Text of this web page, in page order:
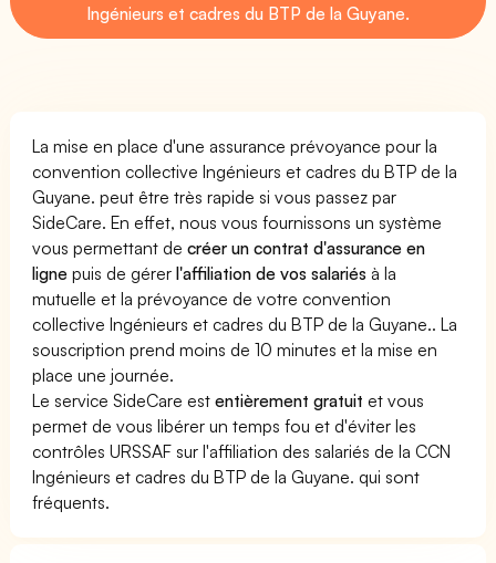
Ingénieurs et cadres du BTP de la Guyane.
La mise en place d'une assurance prévoyance pour la
convention collective Ingénieurs et cadres du BTP de la
Guyane. peut être très rapide si vous passez par
SideCare. En effet, nous vous fournissons un système
vous permettant decréer un contrat d'assurance en
ligne puis de gérerl'affiliation de vos salariés à la
mutuelle et la prévoyance de votre convention
collective Ingénieurs et cadres du BTP de la Guyane.. La
souscription prend moins de 10 minutes et la mise en
place une journée.
Le service SideCare estentièrement gratuit et vous
permet de vous libérer un temps fou et d'éviter les
contrôles URSSAF sur l'affiliation des salariés de la CCN
Ingénieurs et cadres du BTP de la Guyane. qui sont
fréquents.